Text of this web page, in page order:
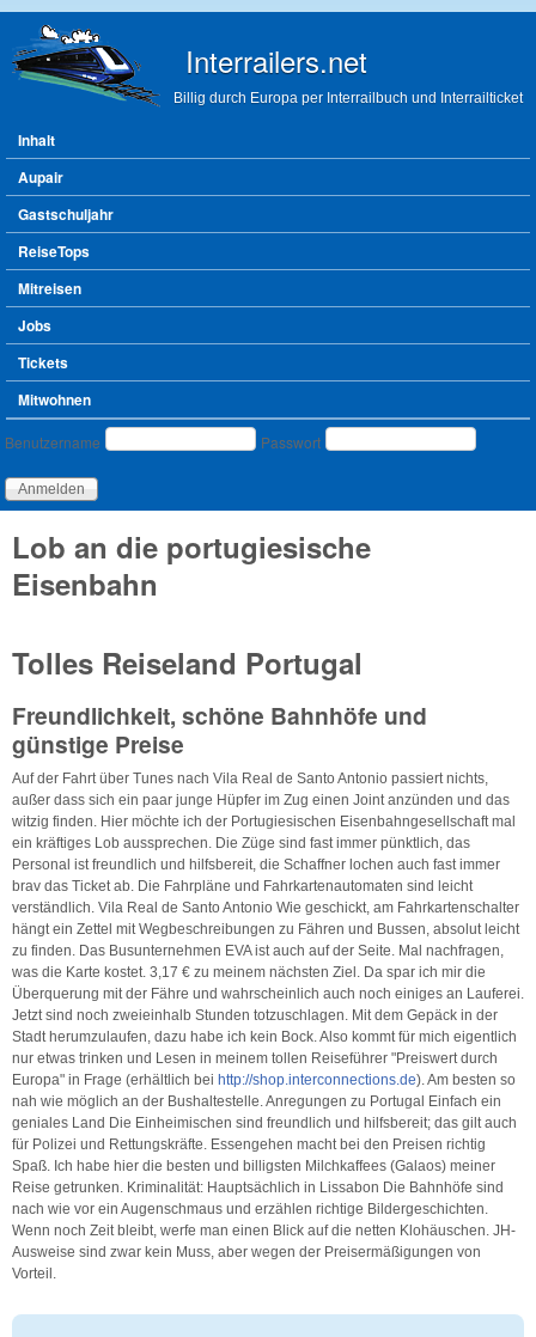
Interrailers.net
Billig durch Europa per Interrailbuch und Interrailticket
Hauptmenü
Inhalt
Aupair
Gastschuljahr
ReiseTops
Mitreisen
Jobs
Tickets
Mitwohnen
Benutzeranmeldung
Benutzername Passwort
Lob an die portugiesische
Eisenbahn
Tolles Reiseland Portugal
Freundlichkeit, schöne Bahnhöfe und
günstige Preise
Auf der Fahrt über Tunes nach Vila Real de Santo Antonio passiert nichts,
außer dass sich ein paar junge Hüpfer im Zug einen Joint anzünden und das
witzig finden. Hier möchte ich der Portugiesischen Eisenbahngesellschaft mal
ein kräftiges Lob aussprechen. Die Züge sind fast immer pünktlich, das
Personal ist freundlich und hilfsbereit, die Schaffner lochen auch fast immer
brav das Ticket ab. Die Fahrpläne und Fahrkartenautomaten sind leicht
verständlich. Vila Real de Santo Antonio Wie geschickt, am Fahrkartenschalter
hängt ein Zettel mit Wegbeschreibungen zu Fähren und Bussen, absolut leicht
zu finden. Das Busunternehmen EVA ist auch auf der Seite. Mal nachfragen,
was die Karte kostet. 3,17 € zu meinem nächsten Ziel. Da spar ich mir die
Überquerung mit der Fähre und wahrscheinlich auch noch einiges an Lauferei.
Jetzt sind noch zweieinhalb Stunden totzuschlagen. Mit dem Gepäck in der
Stadt herumzulaufen, dazu habe ich kein Bock. Also kommt für mich eigentlich
nur etwas trinken und Lesen in meinem tollen Reiseführer "Preiswert durch
Europa" in Frage (erhältlich bei http://shop.interconnections.de). Am besten so
nah wie möglich an der Bushaltestelle. Anregungen zu Portugal Einfach ein
geniales Land Die Einheimischen sind freundlich und hilfsbereit; das gilt auch
für Polizei und Rettungskräfte. Essengehen macht bei den Preisen richtig
Spaß. Ich habe hier die besten und billigsten Milchkaffees (Galaos) meiner
Reise getrunken. Kriminalität: Hauptsächlich in Lissabon Die Bahnhöfe sind
nach wie vor ein Augenschmaus und erzählen richtige Bildergeschichten.
Wenn noch Zeit bleibt, werfe man einen Blick auf die netten Klohäuschen. JH-
Ausweise sind zwar kein Muss, aber wegen der Preisermäßigungen von
Vorteil.